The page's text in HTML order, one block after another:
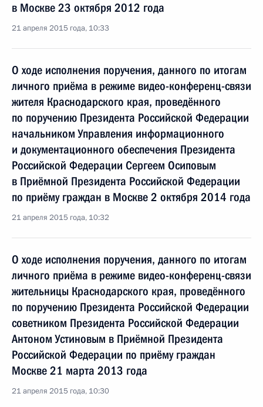
в Москве 23 октября 2012 года
21 апреля 2015 года, 10:33
О ходе исполнения поручения, данного по итогам
личного приёма в режиме видео-конференц-связи
жителя Краснодарского края, проведённого
по поручению Президента Российской Федерации
начальником Управления информационного
и документационного обеспечения Президента
Российской Федерации Сергеем Осиповым
в Приёмной Президента Российской Федерации
по приёму граждан в Москве 2 октября 2014 года
21 апреля 2015 года, 10:32
О ходе исполнения поручения, данного по итогам
личного приёма в режиме видео-конференц-связи
жительницы Краснодарского края, проведённого
по поручению Президента Российской Федерации
советником Президента Российской Федерации
Антоном Устиновым в Приёмной Президента
Российской Федерации по приёму граждан
Москве 21 марта 2013 года
21 апреля 2015 года, 10:30